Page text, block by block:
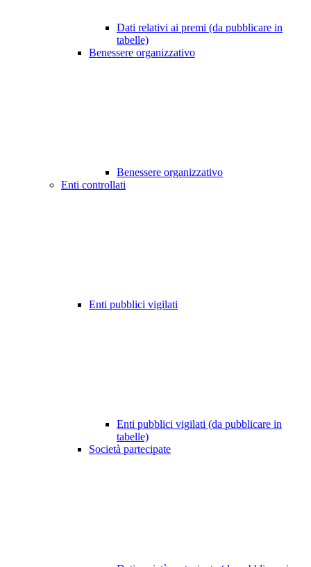
Dati relativi ai premi (da pubblicare in
tabelle)
Benessere organizzativo
Benessere organizzativo
Enti controllati
Enti pubblici vigilati
Enti pubblici vigilati (da pubblicare in
tabelle)
Società partecipate